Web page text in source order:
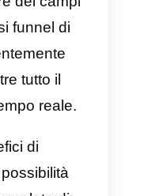
le piccole e
in grado
delle vendite.
è davvero
qualsiasi